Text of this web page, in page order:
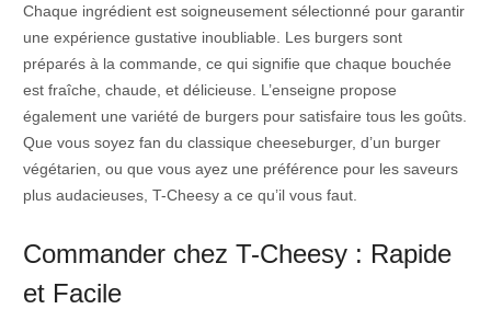
Chaque ingrédient est soigneusement sélectionné pour garantir
une expérience gustative inoubliable. Les burgers sont
préparés à la commande, ce qui signifie que chaque bouchée
est fraîche, chaude, et délicieuse. L’enseigne propose
également une variété de burgers pour satisfaire tous les goûts.
Que vous soyez fan du classique cheeseburger, d’un burger
végétarien, ou que vous ayez une préférence pour les saveurs
plus audacieuses, T-Cheesy a ce qu’il vous faut.
Commander chez T-Cheesy : Rapide
et Facile